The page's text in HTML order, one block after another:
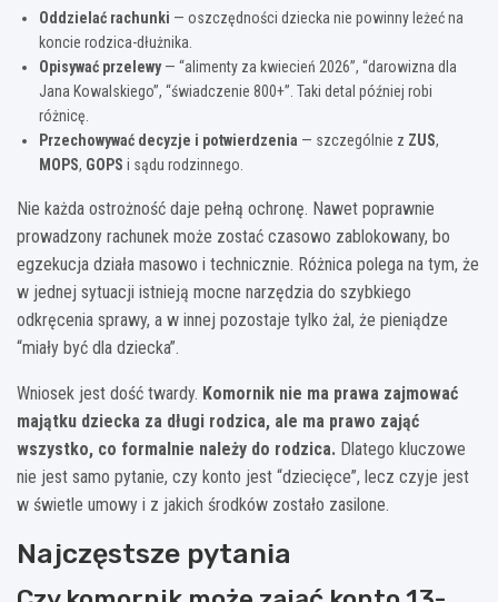
Oddzielać rachunki — oszczędności dziecka nie powinny leżeć na
koncie rodzica-dłużnika.
Opisywać przelewy— “alimenty za kwiecień 2026”, “darowizna dla
Jana Kowalskiego”, “świadczenie 800+”. Taki detal później robi
różnicę.
Przechowywać decyzje i potwierdzenia — szczególnie z ZUS,
MOPS, GOPS i sądu rodzinnego.
Nie każda ostrożność daje pełną ochronę. Nawet poprawnie
prowadzony rachunek może zostać czasowo zablokowany, bo
egzekucja działa masowo i technicznie. Różnica polega na tym, że
w jednej sytuacji istnieją mocne narzędzia do szybkiego
odkręcenia sprawy, a w innej pozostaje tylko żal, że pieniądze
“miały być dla dziecka”.
Wniosek jest dość twardy. Komornik nie ma prawa zajmować
majątku dziecka za długi rodzica, ale ma prawo zająć
wszystko, co formalnie należy do rodzica. Dlatego kluczowe
nie jest samo pytanie, czy konto jest “dziecięce”, lecz czyje jest
w świetle umowy i z jakich środków zostało zasilone.
Najczęstsze pytania